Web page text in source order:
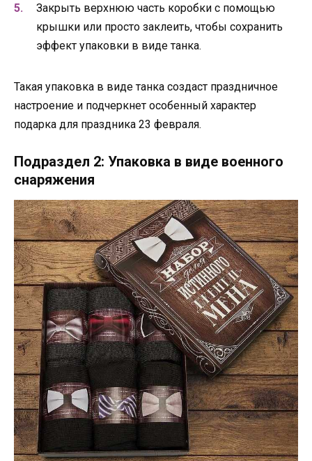
Закрыть верхнюю часть коробки с помощью
крышки или просто заклеить, чтобы сохранить
эффект упаковки в виде танка.
Такая упаковка в виде танка создаст праздничное
настроение и подчеркнет особенный характер
подарка для праздника 23 февраля.
Подраздел 2: Упаковка в виде военного
снаряжения